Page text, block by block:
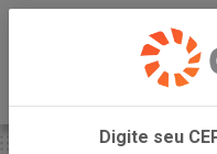
Digite seu